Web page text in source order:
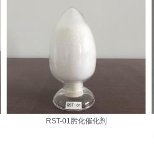
RST-01肟化催化剂